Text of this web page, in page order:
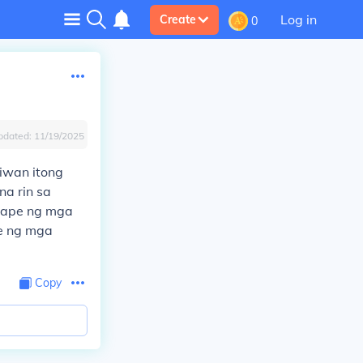
Create 0 Log in
11/19/2025
itong
rin sa
ng mga
ng mga
Copy